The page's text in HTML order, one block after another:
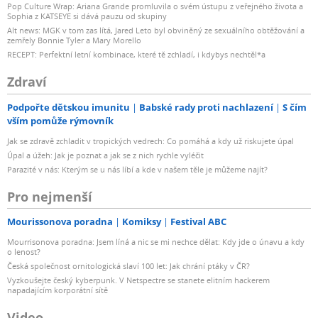
Pop Culture Wrap: Ariana Grande promluvila o svém ústupu z veřejného života a
Sophia z KATSEYE si dává pauzu od skupiny
Alt news: MGK v tom zas lítá, Jared Leto byl obviněný ze sexuálního obtěžování a
zemřely Bonnie Tyler a Mary Morello
RECEPT: Perfektní letní kombinace, které tě zchladí, i kdybys nechtěl*a
Zdraví
Podpořte dětskou imunitu Babské rady proti nachlazení
S čím
vším pomůže rýmovník
Jak se zdravě zchladit v tropických vedrech: Co pomáhá a kdy už riskujete úpal
Úpal a úžeh: Jak je poznat a jak se z nich rychle vyléčit
Parazité v nás: Kterým se u nás líbí a kde v našem těle je můžeme najít?
Pro nejmenší
Mourissonova poradna Komiksy Festival ABC
Mourrisonova poradna: Jsem líná a nic se mi nechce dělat: Kdy jde o únavu a kdy
o lenost?
Česká společnost ornitologická slaví 100 let: Jak chrání ptáky v ČR?
Vyzkoušejte český kyberpunk. V Netspectre se stanete elitním hackerem
napadajícím korporátní sítě